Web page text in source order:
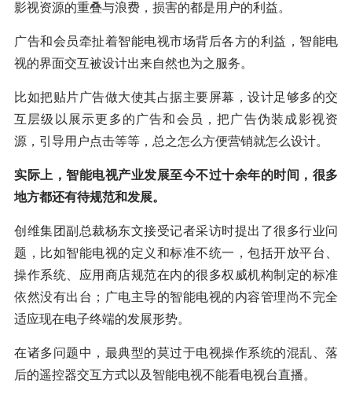
影视资源的重叠与浪费，损害的都是用户的利益。
广告和会员牵扯着智能电视市场背后各方的利益，智能电
视的界面交互被设计出来自然也为之服务。
比如把贴片广告做大使其占据主要屏幕，设计足够多的交
互层级以展示更多的广告和会员，把广告伪装成影视资
源，引导用户点击等等，总之怎么方便营销就怎么设计。
实际上，智能电视产业发展至今不过十余年的时间，很多
地方都还有待规范和发展。
创维集团副总裁杨东文接受记者采访时提出了很多行业问
题，比如智能电视的定义和标准不统一，包括开放平台、
操作系统、应用商店规范在内的很多权威机构制定的标准
依然没有出台；广电主导的智能电视的内容管理尚不完全
适应现在电子终端的发展形势。
在诸多问题中，最典型的莫过于电视操作系统的混乱、落
后的遥控器交互方式以及智能电视不能看电视台直播。